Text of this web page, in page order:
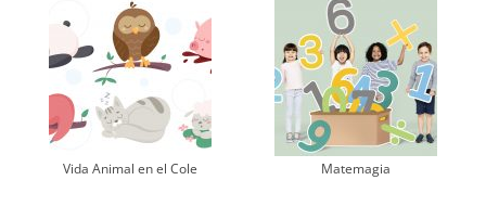
Vida Animal en el Cole Matemagia